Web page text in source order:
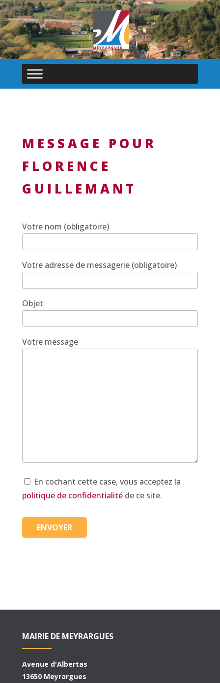
MESSAGE POUR
FLORENCE
GUILLEMANT
Votre nom (obligatoire)
Votre adresse de messagerie (obligatoire)
Objet
Votre message
En cochant cette case, vous acceptez la
politique de confidentialitéde ce site.
MAIRIE DE MEYRARGUES
Avenue d'Albertas
13650 Meyrargues